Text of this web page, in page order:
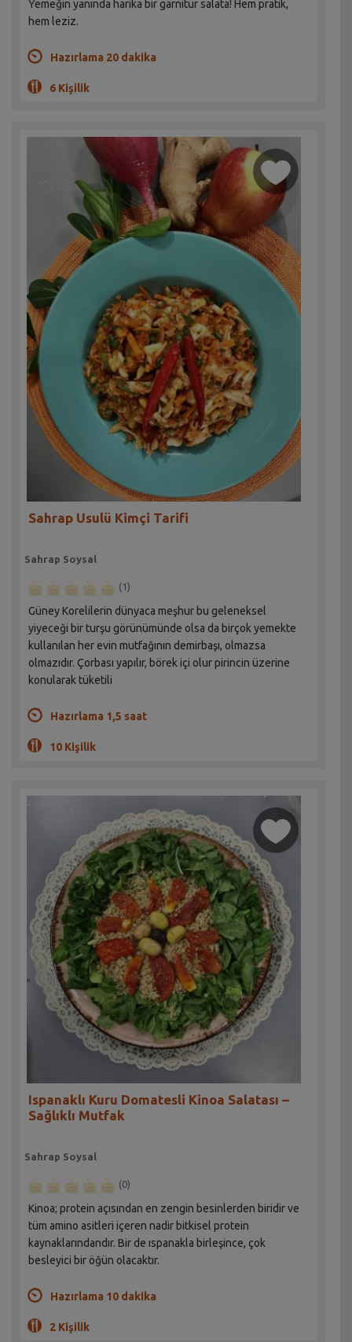
Yemeğin yanında harika bir garnitür salata! Hem pratik,
hem leziz.
Hazırlama 20 dakika
6 Kişilik
Sahrap Usulü Kimçi Tarifi
Sahrap Soysal
(1)
Güney Korelilerin dünyaca meşhur bu geleneksel
yiyeceği bir turşu görünümünde olsa da birçok yemekte
kullanılan her evin mutfağının demirbaşı, olmazsa
olmazıdır. Çorbası yapılır, börek içi olur pirincin üzerine
konularak tüketili
Hazırlama 1,5 saat
10 Kişilik
Ispanaklı Kuru Domatesli Kinoa Salatası –
Sağlıklı Mutfak
Sahrap Soysal
(0)
Kinoa; protein açısından en zengin besinlerden biridir ve
tüm amino asitleri içeren nadir bitkisel protein
kaynaklarındandır. Bir de ıspanakla birleşince, çok
besleyici bir öğün olacaktır.
Hazırlama 10 dakika
2 Kişilik